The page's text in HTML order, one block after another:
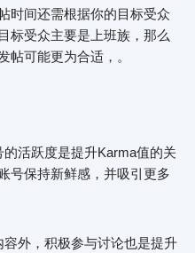
时间还需根据你的目标受众
标受众主要是上班族，那么
帖可能更为合适，。
的活跃度是提升Karma值的关
号保持新鲜感，并吸引更多
容外，积极参与讨论也是提升